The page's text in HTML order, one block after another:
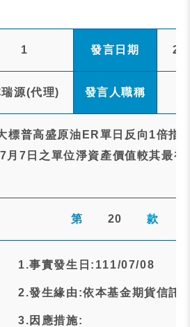
1 發言日期
源(代理) 發言人職稱
標普高盛原油ER單日反向1倍指
月7日之單位淨資產價值較其最
第 20 款
1.事實發生日:111/07/08
2.發生緣由:依本基金期貨信託
3.因應措施: